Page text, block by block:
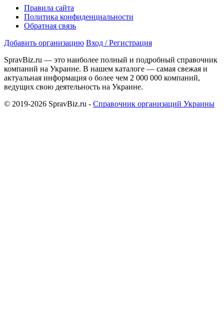
Правила сайта
Политика конфиденциальности
Обратная связь
Добавить организацию Вход / Регистрация
SpravBiz.ru — это наиболее полный и подробный справочник
компаний на Украине. В нашем каталоге — самая свежая и
актуальная информация о более чем 2 000 000 компаний,
ведущих свою деятельность на Украине.
© 2019-2026 SpravBiz.ru - Справочник организаций Украины